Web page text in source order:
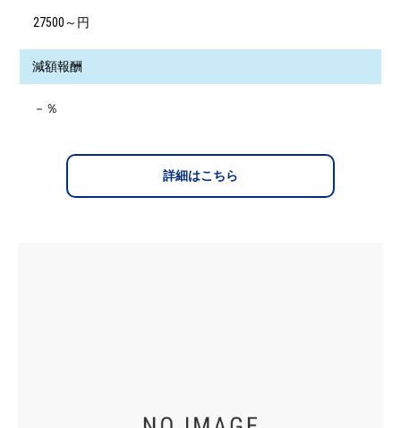
27500～円
減額報酬
－％
詳細はこちら